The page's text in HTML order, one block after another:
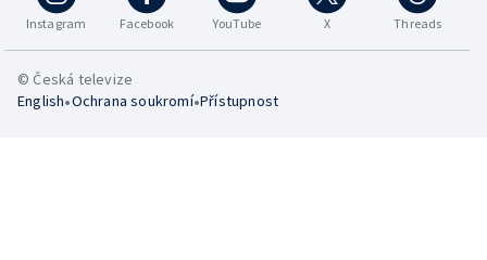
Instagram Facebook YouTube X Threads
© Česká televize
English•Ochrana soukromí•Přístupnost